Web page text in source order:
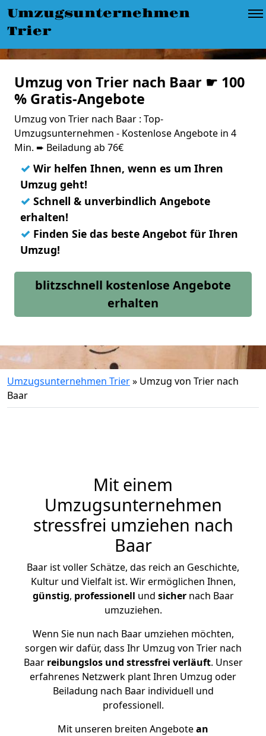
Umzugsunternehmen
Trier
Umzug von Trier nach Baar ☛ 100
% Gratis-Angebote
Umzug von Trier nach Baar : Top-
Umzugsunternehmen - Kostenlose Angebote in 4
Min. ➨ Beiladung ab 76€
✓ Wir helfen Ihnen, wenn es um Ihren
Umzug geht!
✓ Schnell & unverbindlich Angebote
erhalten!
✓ Finden Sie das beste Angebot für Ihren
Umzug!
blitzschnell kostenlose Angebote
erhalten
Umzugsunternehmen Trier» Umzug von Trier nach
Baar
Mit einem
Umzugsunternehmen
stressfrei umziehen nach
Baar
Baar ist voller Schätze, das reich an Geschichte,
Kultur und Vielfalt ist. Wir ermöglichen Ihnen,
günstig, professionell und sichernach Baar
umzuziehen.
Wenn Sie nun nach Baar umziehen möchten,
sorgen wir dafür, dass Ihr Umzug von Trier nach
Baar reibungslos und stressfrei verläuft. Unser
erfahrenes Netzwerk plant Ihren Umzug oder
Beiladung nach Baar individuell und
professionell.
Mit unseren breiten Angebotean